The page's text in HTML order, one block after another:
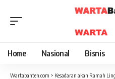
Home Nasional Bisnis
Wartabanten.com > Kesadaran akan Ramah Lingkungan Meningkat,